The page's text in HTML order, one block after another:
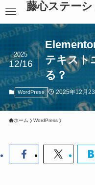
藤心ステー
テキスト
る？
2025
12/16
WordPress 2025年12月
ホーム WordPress